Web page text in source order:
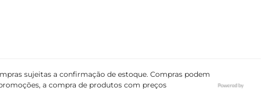
sujeitas a confirmação de estoque. Compras podem
a compra de produtos com preços